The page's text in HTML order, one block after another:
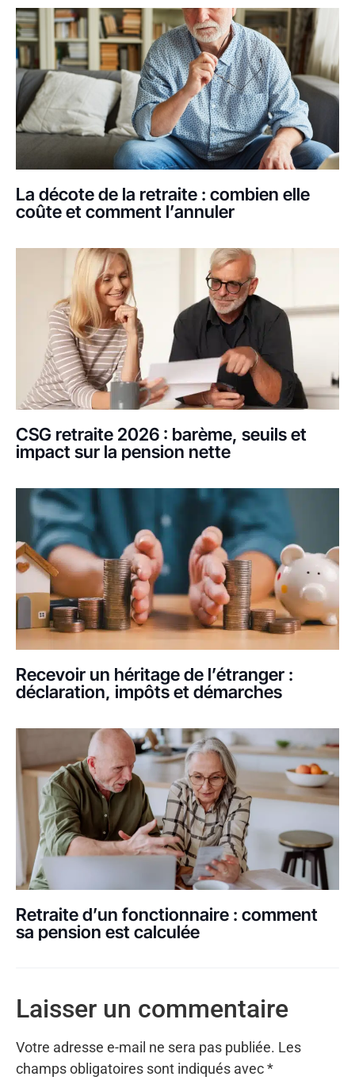
La décote de la retraite : combien elle
coûte et comment l’annuler
CSG retraite 2026 : barème, seuils et
impact sur la pension nette
Recevoir un héritage de l’étranger :
déclaration, impôts et démarches
Retraite d’un fonctionnaire : comment
sa pension est calculée
Laisser un commentaire
Votre adresse e-mail ne sera pas publiée. Les
champs obligatoires sont indiqués avec*